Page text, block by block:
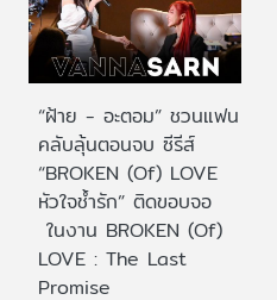
“ฝ้าย - อะตอม” ชวนแฟน
คลับลุ้นตอนจบ ซีรีส์
“BROKEN (Of) LOVE
หัวใจช้ำรัก” ติดขอบจอ
ในงาน BROKEN (Of)
LOVE : The Last
Promise